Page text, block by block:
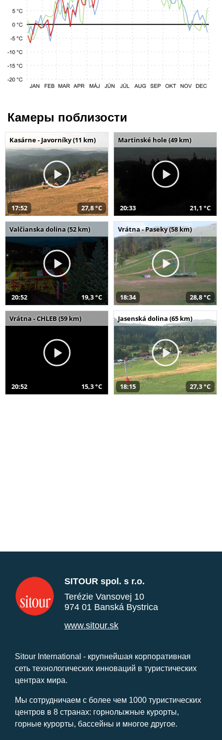
Камеры поблизости
Kasárne - Javorníky (11 km)
17:52 27,8 °C
Martinské hole (49 km)
20:33 21,1 °C
Valčianska dolina (52 km)
20:52 19,3 °C
Vrátna - Paseky (58 km)
18:34 28,8 °C
Vrátna - CHLEB (59 km)
20:52 15,3 °C
Jasenská dolina (65 km)
18:15 27,3 °C
SITOUR spol. s r.o.
Terézie Vansovej 10
974 01 Banská Bystrica
www.sitour.sk
Sitour International - крупнейшая корпоративная
сеть технологических инноваций в туристических
центрах мира.
Мы сотрудничаем с более чем 1000 туристических
центров в 8 странах: горнолыжные курорты,
горные курорты, бассейны и многое другое.